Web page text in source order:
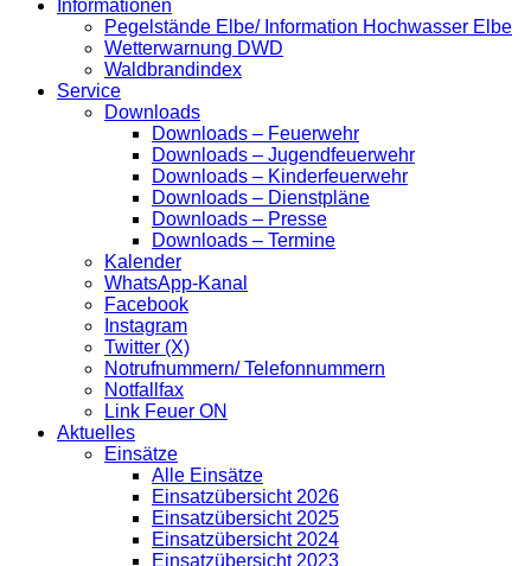
Informationen
Pegelstände Elbe/ Information Hochwasser Elbe
Wetterwarnung DWD
Waldbrandindex
Service
Downloads
Downloads – Feuerwehr
Downloads – Jugendfeuerwehr
Downloads – Kinderfeuerwehr
Downloads – Dienstpläne
Downloads – Presse
Downloads – Termine
Kalender
WhatsApp-Kanal
Facebook
Instagram
Twitter (X)
Notrufnummern/ Telefonnummern
Notfallfax
Link Feuer ON
Aktuelles
Einsätze
Alle Einsätze
Einsatzübersicht 2026
Einsatzübersicht 2025
Einsatzübersicht 2024
Einsatzübersicht 2023